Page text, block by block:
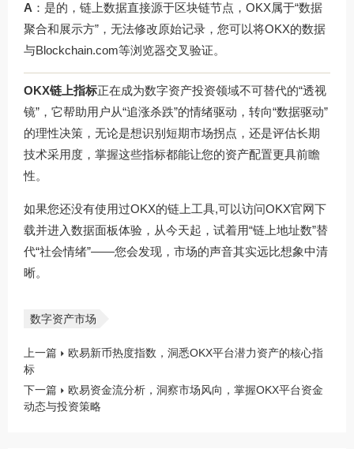
A ：是的，链上数据直接源于区块链节点，OKX属于“数据
聚合和展示方”，无法修改原始记录，您可以将OKX的数据
与Blockchain.com等浏览器交叉验证。
OKX链上指标正在成为数字资产投资领域不可替代的“透视
镜”，它帮助用户从“追涨杀跌”的情绪驱动，转向“数据驱动”
的理性决策，无论是想识别短期市场拐点，还是评估长期
技术采用度，掌握这些指标都能让您的资产配置更具前瞻
性。
如果您还没有使用过OKX的链上工具,可以访问OKX官网下
载并进入数据面板体验，从今天起，试着用“链上地址数”替
代“社会情绪”——您会发现，市场的声音其实远比想象中清
晰。
数字资产市场
上一篇
欧易新币热度指数，洞悉OKX平台潜力资产的核心指
标
下一篇
欧易资金流分析，洞察市场风向，掌握OKX平台资金
动态与投资策略